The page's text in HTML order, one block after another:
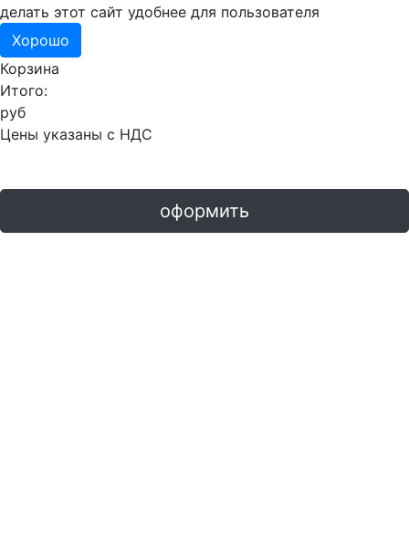
делать этот сайт удобнее для пользователя
Хорошо
Корзина
Итого:
руб
Цены указаны с НДС
оформить